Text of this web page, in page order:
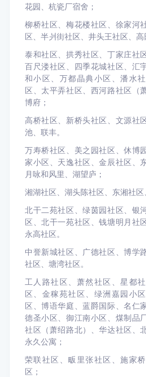
花园、杭瓷厂宿舍；
柳桥社区、梅花楼社区、徐家河
区、半爿街社区、井头王社区、高
泰和社区、拱秀社区、丁家庄社
百尺溇社区、四季花城社区、汇
和小区、万都晶典小区、潘水
区、太平弄社区、西河路社区（
博府；
高桥社区、新桥头社区、文源社
池、联丰。
万寿桥社区、美之园社区、休博
家小区、天逸社区、金辰社区、
月咏和风里、湖望庐；
湘湖社区、湖头陈社区、东湘社区
北干二苑社区、绿茵园社区、银
区、北干一苑社区、钱塘明月社
永高社区。
中誉新城社区、广德社区、博学
社区、塘湾社区。
工人路社区、萧然社区、星都
区、金稼苑社区、绿洲嘉园小
区、博语华庭、蓝爵国际、名仁
德圣小区、御江南小区、煤制品
社区（萧绍路北）、华达社区、
永久公寓；
荣联社区、畈里张社区、施家
区；